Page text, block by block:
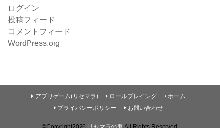
ログイン
投稿フィード
コメントフィード
WordPress.org
アプリゲーム(リセマラ) ロールプレイング
ホーム
プライバシーポリシー
お問い合わせ
©Copyright2026 リセマラの鬼 .All Rights Reserved.